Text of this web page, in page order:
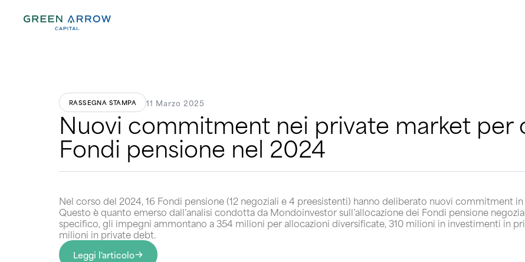
RASSEGNA STAMPA 11 Marzo 2025
Nuovi commitment nei private market per
Fondi pensione nel 2024
Nel corso del 2024, 16 Fondi pensione (12 negoziali e 4 preesistenti) hanno deliberato nuovi commitment
Questo è quanto emerso dall’analisi condotta da Mondoinvestor sull’allocazione dei Fondi pensione
specifico, gli impegni ammontano a 354 milioni per allocazioni diversificate, 310 milioni in investimenti in
milioni in private debt.
Leggi l'articolo